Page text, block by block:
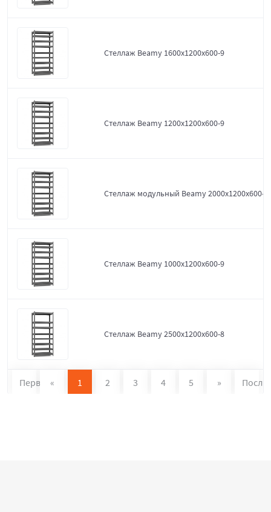
Стеллаж Beamy 1600x1200x600-9
Стеллаж Beamy 1200x1200x600-9
Стеллаж модульный Beamy 2000x1200x600-9
Стеллаж Beamy 1000x1200x600-9
Стеллаж Beamy 2500x1200x600-8
Первая « 1 2 3 4 5 »